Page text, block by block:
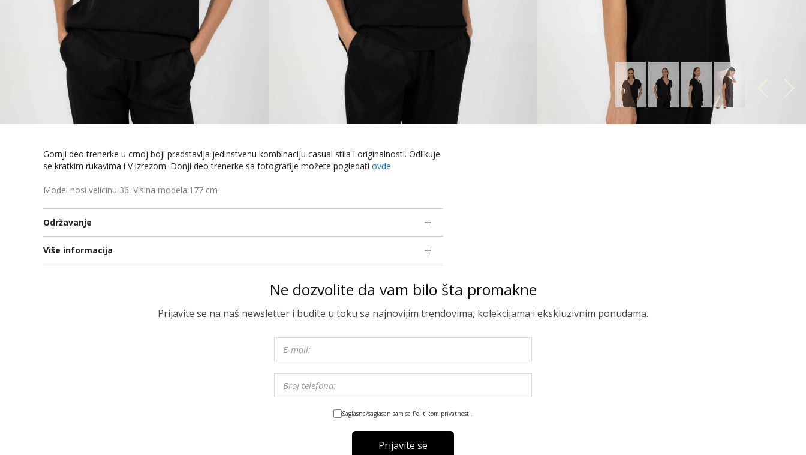
Gornji deo trenerke u crnoj boji predstavlja jedinstvenu kombinaciju casual stila i originalnosti. Odlikuje
se kratkim rukavima i V izrezom. Donji deo trenerke sa fotografije možete pogledatiovde.
Model nosi velicinu 36. Visina modela:177 cm
Održavanje
Više informacija
Ne dozvolite da vam bilo šta promakne
Prijavite se na naš newsletter i budite u toku sa najnovijim trendovima, kolekcijama i ekskluzivnim ponudama.
Saglasna/saglasan sam sa Politikom privatnosti.
Prijavite se